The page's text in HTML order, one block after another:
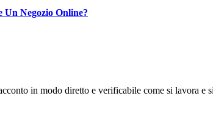
Negozio Online?
in modo diretto e verificabile come si lavora e